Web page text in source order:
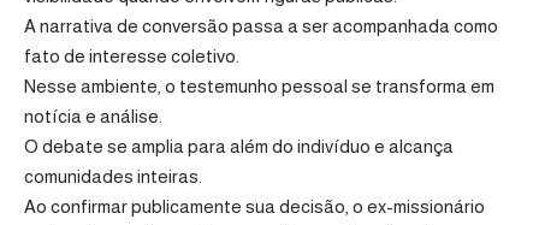
A narrativa de conversão passa a ser acompanhada como
fato de interesse coletivo.
Nesse ambiente, o testemunho pessoal se transforma em
notícia e análise.
O debate se amplia para além do indivíduo e alcança
comunidades inteiras.
Ao confirmar publicamente sua decisão, o ex-missionário